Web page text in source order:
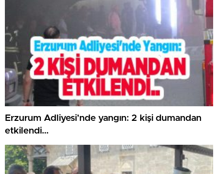
Erzurum Adliyesi’nde yangın: 2 kişi dumandan
etkilendi…